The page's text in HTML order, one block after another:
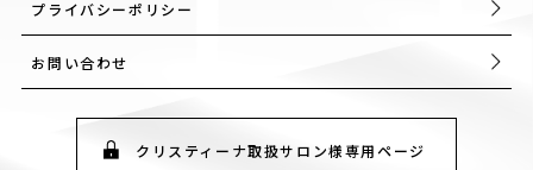
プライバシーポリシー
お問い合わせ
クリスティーナ取扱サロン様専用ページ